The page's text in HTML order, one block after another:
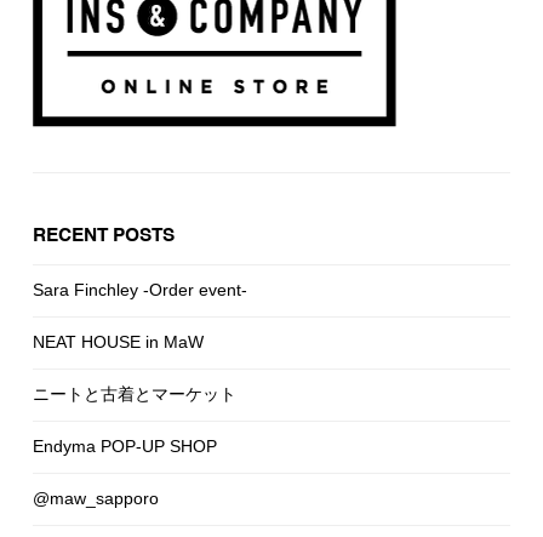
RECENT POSTS
Sara Finchley -Order event-
NEAT HOUSE in MaW
ニートと古着とマーケット
Endyma POP-UP SHOP
@maw_sapporo